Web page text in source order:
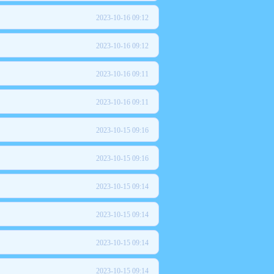
2023-10-16 09:12
2023-10-16 09:12
2023-10-16 09:11
2023-10-16 09:11
2023-10-15 09:16
2023-10-15 09:16
2023-10-15 09:14
2023-10-15 09:14
2023-10-15 09:14
2023-10-15 09:14